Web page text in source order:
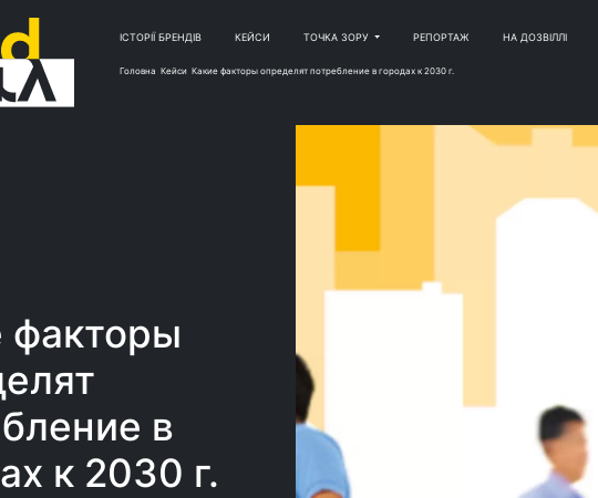
ІСТОРІЇ БРЕНДІВ КЕЙСИ ТОЧКА ЗОРУ РЕПОРТАЖ НА ДОЗВІЛЛІ
Головна Кейси Какие факторы определят потребление в городах к 2030 г.
факторы
в
к 2030 г.